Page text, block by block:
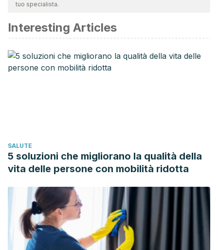
tuo specialista.
Interesting Articles
SALUTE
5 soluzioni che migliorano la qualità della
vita delle persone con mobilità ridotta